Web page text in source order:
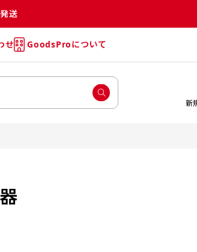
送
せ GoodsProについて
新